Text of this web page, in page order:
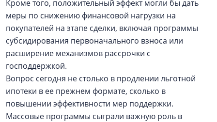
Кроме того, положительный эффект могли бы дать
меры по снижению финансовой нагрузки на
покупателей на этапе сделки, включая программы
субсидирования первоначального взноса или
расширение механизмов рассрочки с
господдержкой.
Вопрос сегодня не столько в продлении льготной
ипотеки в ее прежнем формате, сколько в
повышении эффективности мер поддержки.
Массовые программы сыграли важную роль в